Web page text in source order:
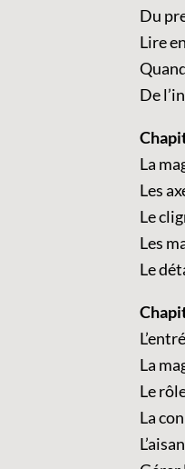
Du
Lire
De
La
Les
Le
Les
Le
La
Le
La